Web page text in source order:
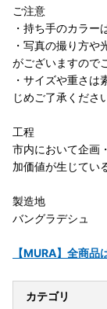
ご注意
・持ち手のカラー
・写真の撮り方や
がございますので
・サイズや重さ
じめご了承くださ
工程
市内において企画
加価値が生じてい
製造地
バングラデシュ
【MURA】全商品
カテゴリ